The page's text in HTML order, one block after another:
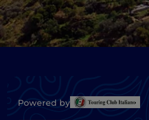
Powered by